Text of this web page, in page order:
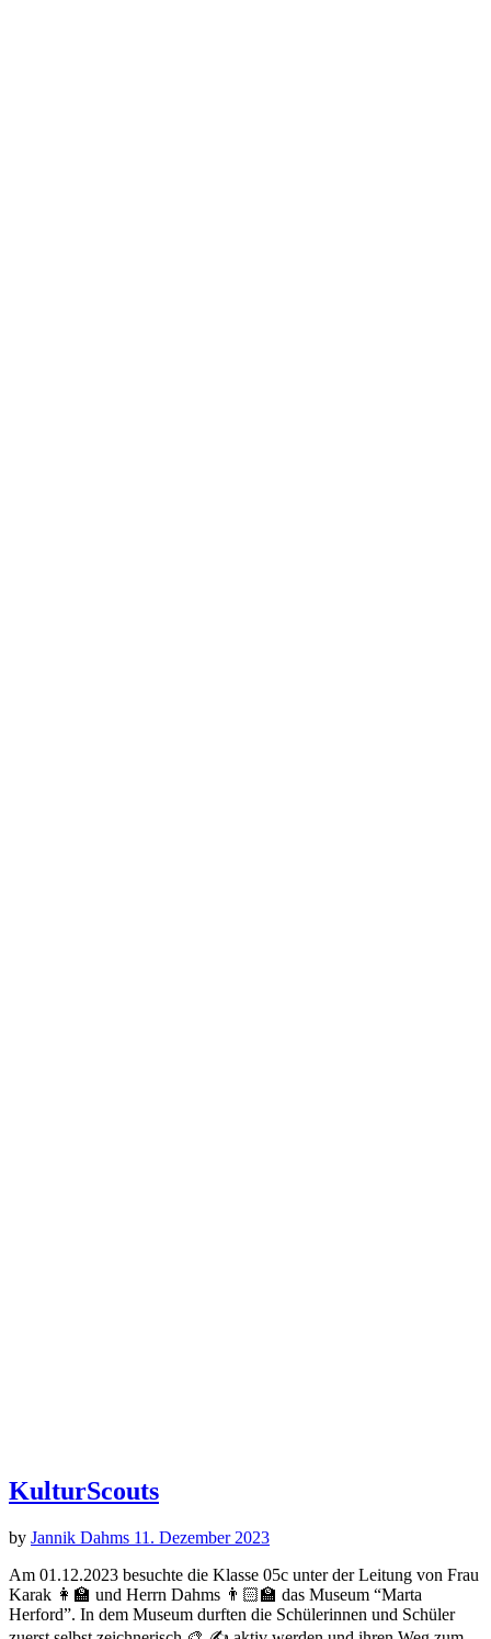
KulturScouts
by Jannik Dahms 11. Dezember 2023
Am 01.12.2023 besuchte die Klasse 05c unter der Leitung von Frau
Karak 👩‍🏫 und Herrn Dahms 👨🏻‍🏫 das Museum “Marta
Herford”. In dem Museum durften die Schülerinnen und Schüler